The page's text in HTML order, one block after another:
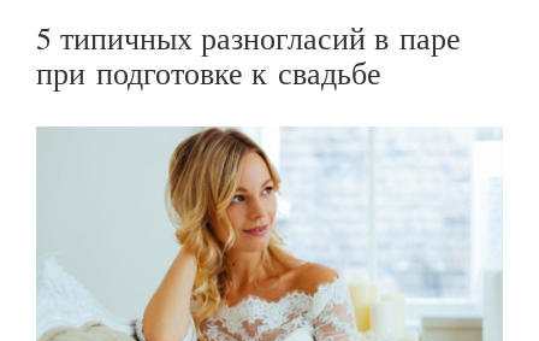
5 типичных разногласий в паре
при подготовке к свадьбе